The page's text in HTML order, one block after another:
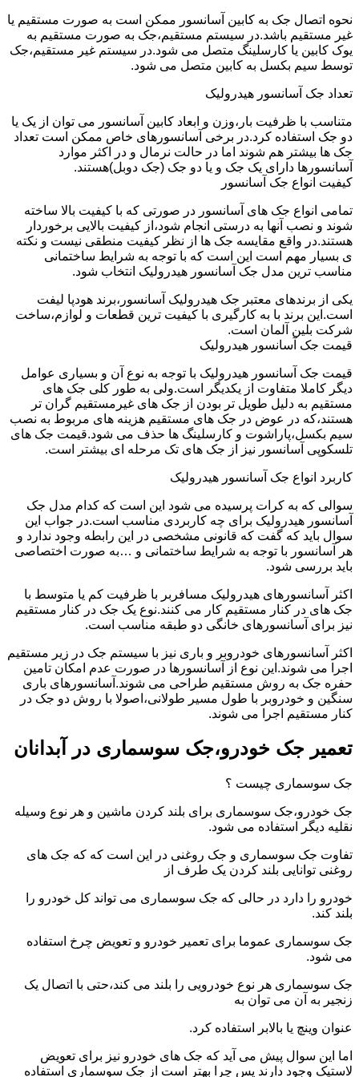
نحوه اتصال جک به کابین آسانسور ممکن است به صورت مستقیم یا
غیر مستقیم باشد.در سیستم مستقیم،جک به صورت مستقیم به
یوک کابین یا کارسلینگ متصل می شود.در سیستم غیر مستقیم،جک
توسط سیم بکسل به کابین متصل می شود.
تعداد جک آسانسور هیدرولیک
متناسب با ظرفیت بار،وزن و ابعاد کابین آسانسور می توان از یک یا
دو جک استفاده کرد.در برخی آسانسورهای خاص ممکن است تعداد
جک ها بیشتر هم شوند اما در حالت نرمال و در اکثر موارد
آسانسورها دارای یک جک و یا دو جک (جک دوبل)هستند.
کیفیت انواع جک آسانسور
تمامی انواع جک های آسانسور در صورتی که با کیفیت بالا ساخته
شوند و نصب آنها به درستی انجام شود،از کیفیت بالایی برخوردار
هستند.در واقع مقایسه جک ها از نظر کیفیت منطقی نیست و نکته
ی بسیار مهم است این است که با توجه به شرایط ساختمانی
مناسب ترین مدل جک آسانسور هیدرولیک انتخاب شود.
یکی از برندهای معتبر جک هیدرولیک آسانسور،برند هودپا لیفت
است.این برند با به کارگیری با کیفیت ترین قطعات و لوازم،ساخت
شرکت بلین آلمان است.
قیمت جک آسانسور هیدرولیک
قیمت جک آسانسور هیدرولیک با توجه به نوع آن و بسیاری عوامل
دیگر کاملا متفاوت از یکدیگر است.ولی به طور کلی جک های
مستقیم به دلیل طویل تر بودن از جک های غیرمستقیم گران تر
هستند،که در عوض در جک های مستقیم هزینه های مربوط به نصب
سیم بکسل،پاراشوت و کارسلینگ ها حذف می شود.قیمت جک های
تلسکوپی آسانسور نیز از جک های تک مرحله ای بیشتر است.
کاربرد انواع جک آسانسور هیدرولیک
سوالی که به کرات پرسیده می شود این است که کدام مدل جک
آسانسور هیدرولیک برای چه کاربردی مناسب است.در جواب این
سوال باید که گفت که قانونی مشخصی در این رابطه وجود ندارد و
هر آسانسور با توجه به شرایط ساختمانی و …به صورت اختصاصی
باید بررسی شود.
اکثر آسانسورهای هیدرولیک مسافربر با ظرفیت کم یا متوسط با
جک های در کنار مستقیم کار می کنند.نوع یک جک در کنار مستقیم
نیز برای آسانسورهای خانگی دو طبقه مناسب است.
اکثر آسانسورهای خودروبر و باری نیز با سیستم جک در زیر مستقیم
اجرا می شوند.این نوع از آسانسورها در صورت عدم امکان تامین
حفره جک به روش مستقیم طراحی می شوند.آسانسورهای باری
سنگین و خودروبر با طول مسیر طولانی،اصولا با روش دو جک در
کنار مستقیم اجرا می شوند.
تعمیر جک خودرو،جک سوسماری در آبدانان
جک سوسماری چیست ؟
جک خودرو،جک سوسماری برای بلند کردن ماشین و هر نوع وسیله
نقلیه دیگر استفاده می شود.
تفاوت جک سوسماری و جک روغنی در این است که که جک های
روغنی توانایی بلند کردن یک طرف از
خودرو را دارد در حالی که جک سوسماری می تواند کل خودرو را
بلند کند.
جک سوسماری عموما برای تعمیر خودرو و تعویض چرخ استفاده
می شود.
جک سوسماری هر نوع خودرویی را بلند می کند،حتی با اتصال یک
زنجیر به آن می توان به
عنوان وینچ یا بالابر استفاده کرد.
اما این سوال پیش می آید که جک های خودرو نیز برای تعویض
لاستیک وجود دارند پس چرا بهتر است از جک سوسماری استفاده